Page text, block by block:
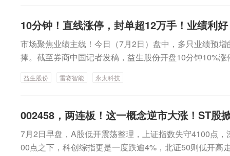
依托算力设施发展源网荷储一体化、绿电直连等新模式
厂发展在促进用电侧协同发展方面，《规划》提出，激
善管理制度、调度体系、市场机制和技术标准，做实做细
市场作用，引导分布式电源、可调节负荷、电动汽车充
动虚拟电厂加快发展。支持具备条件的售电公司发展虚拟
交易规则、技术标准体系、建设运行管理机制和接入调用
聚合水平和运行可靠水平，推动虚拟电厂常态化、规模
着中国电力体制改革深入推进，不仅售电公司淘汰赛加
是中小用户市场化购电主要方式。统计显示，截至2025
288家，代理70余万家电力用户参与市场交易，零售交易
六成。“入行售电行业3年，今年是最难熬的一年。这次
示，至少涉及30家售电公司。有接近监管人士对记者介
壳售电公司；另一方面，售电公司亏损明显，保函不足、
警，进而被限制交易甚至强制退出。2015年，我国启动
度，亏1度”现象，部分公司甚至1个月就亏掉全年利润，
格上涨等客观因素推高现货价格，也与售电公司“豪赌”
病，以及市场规则尚不完善的制度性短板。售电行业如
力实时平衡背景下，电价强波动态势仍将延续。随着中
发电企业、电网和用户等多侧业务结构，都将进入新的变
10分钟！直线涨停，封单超12万手！业绩利
市场聚焦业绩主线！今日（7月2日）盘中，多只业绩预
捧。截至券商中国记者发稿，益生股份开盘10分钟10%
触及20%涨停，金力永磁、永太科技等纷纷大涨。有机
资金青睐，而高位纯概念且缺乏业绩基础的个股则面临
斯达克科技股高位波动对A股TMT板块的映射传导风险。
月份，市场重回业绩主线博弈窗口。7月2日，多家业绩
至券商中国记者发稿，雷赛智能、优彩资源、益生股份、
益生股份 雷赛智能 永太科技
002458，两连板！这一概念逆市大涨！ST股
7月2日早盘，A股低开震荡整理，上证指数失守4100点
00点之下，科创综指更是一度跌逾4%，北证50则低开高